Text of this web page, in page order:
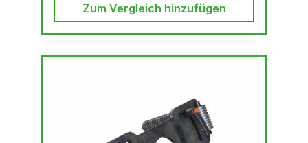
Zum Vergleich hinzufügen